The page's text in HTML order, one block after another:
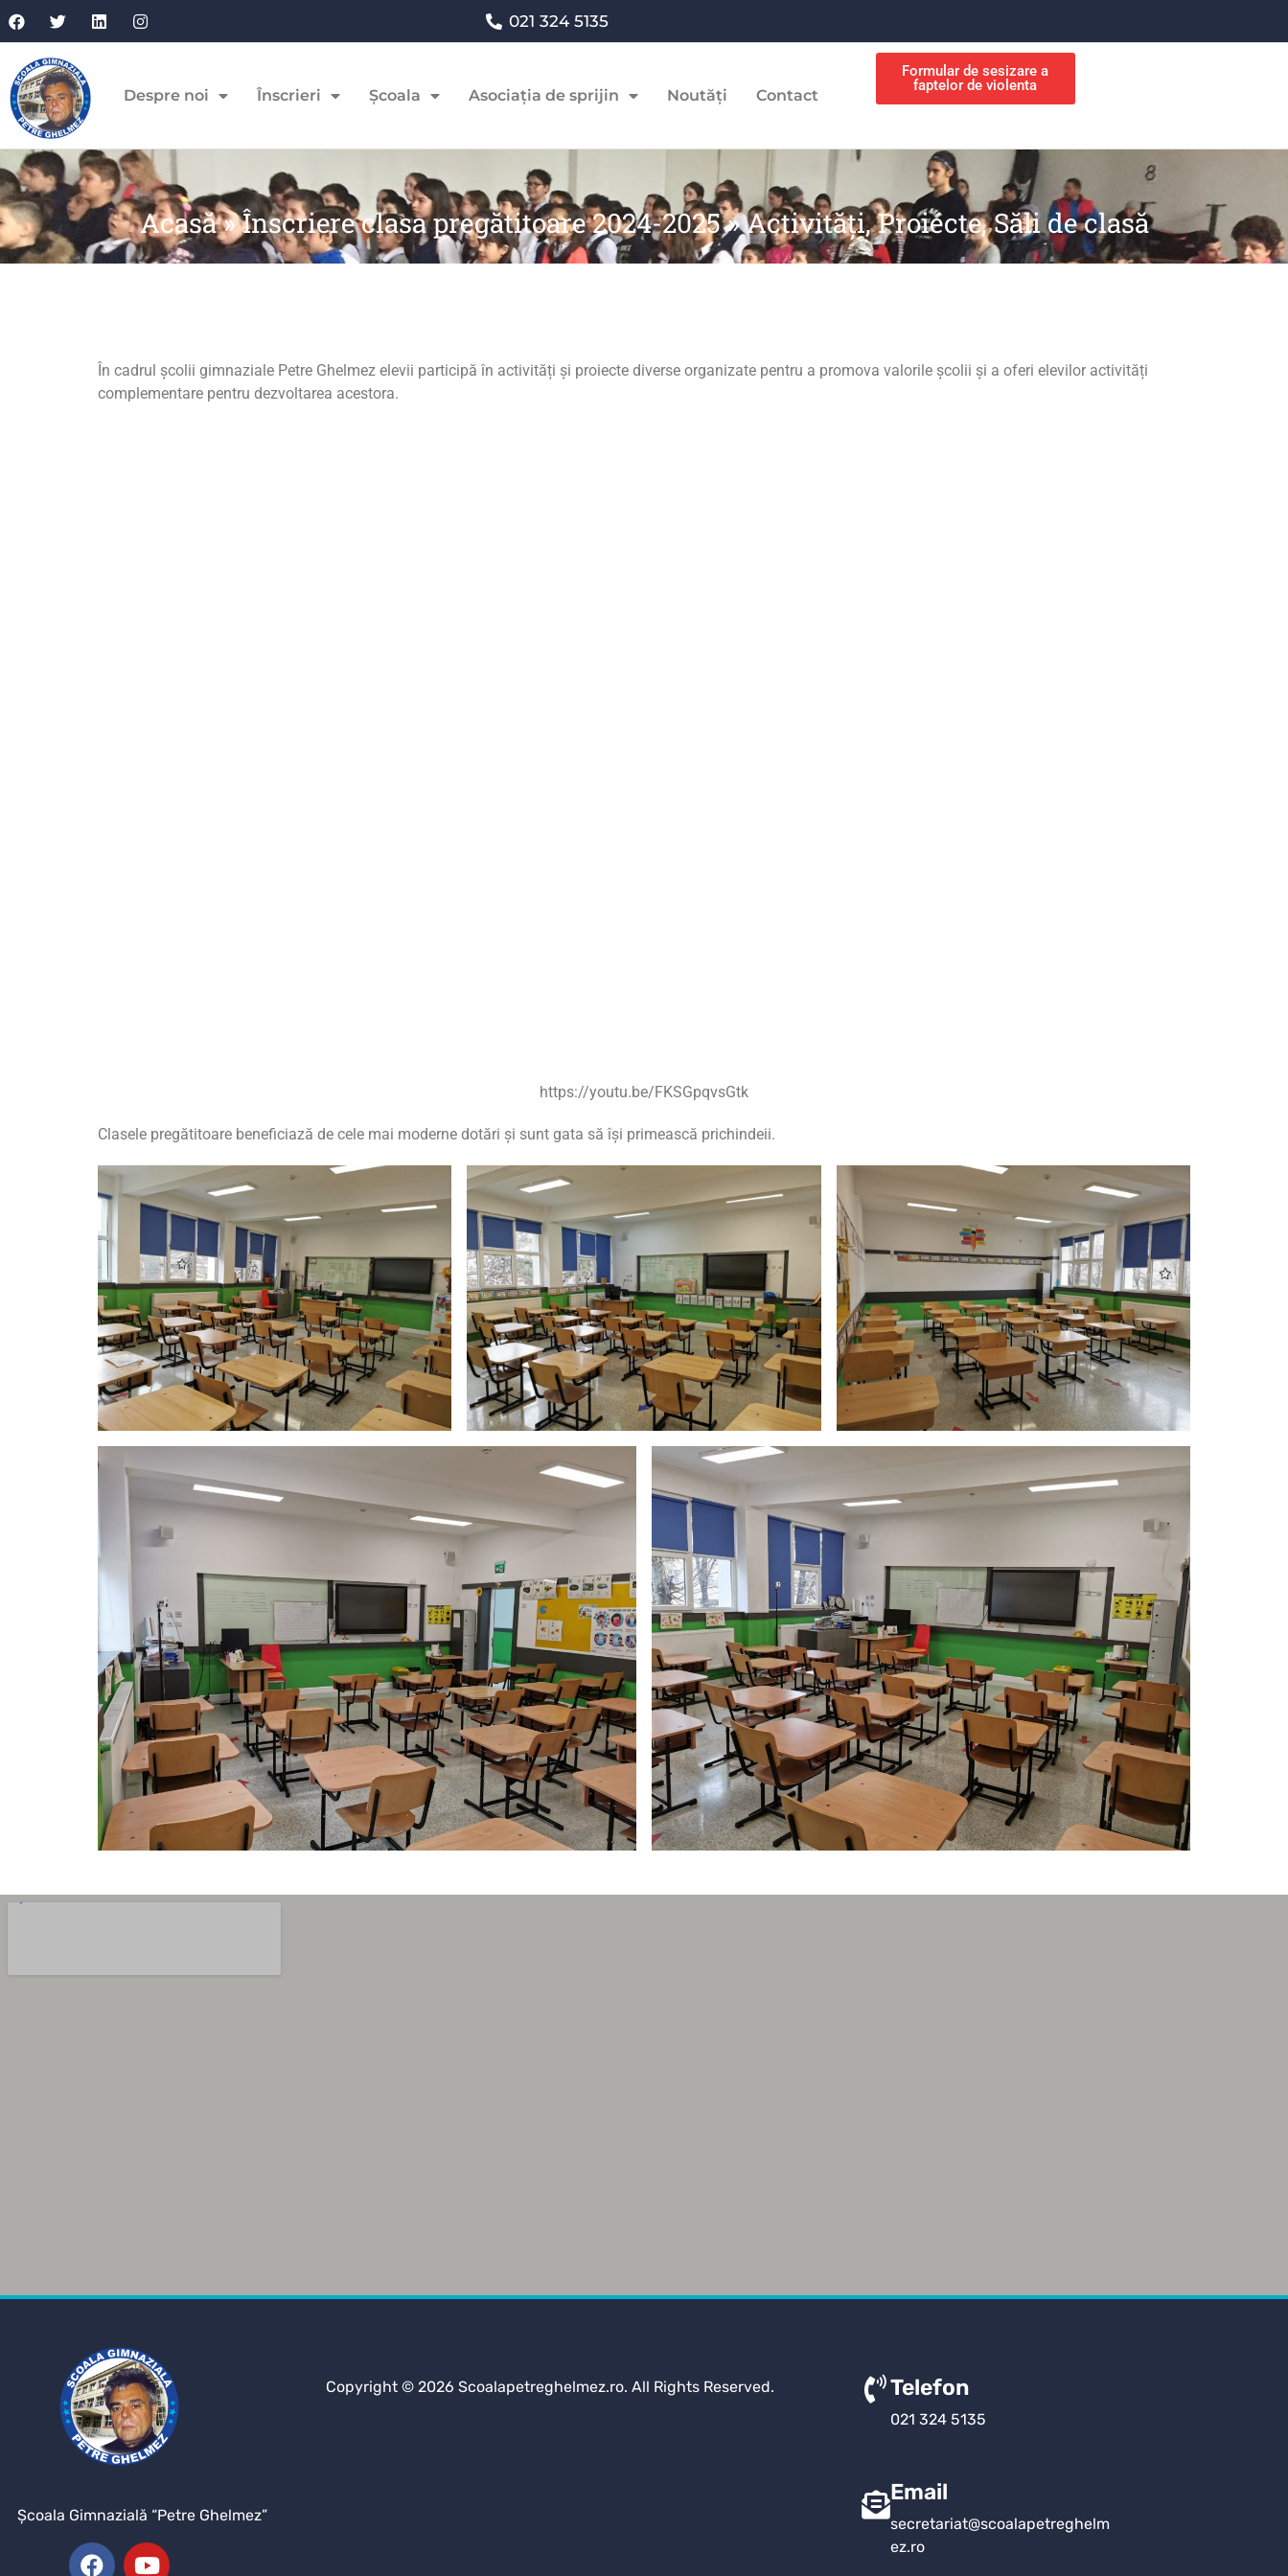
021 324 5135
Despre noi Înscrieri Școala Asociația de sprijin Noutăți Contact
Formular de sesizare a
faptelor de violenta
Acasă»Înscriere clasa pregătitoare 2024-2025»Activități, Proiecte, Săli de clasă
În cadrul școlii gimnaziale Petre Ghelmez elevii participă în activități și proiecte diverse organizate pentru a promova valorile școlii și a oferi elevilor activități
complementare pentru dezvoltarea acestora.
https://youtu.be/FKSGpqvsGtk
Clasele pregătitoare beneficiază de cele mai moderne dotări şi sunt gata să îşi primească prichindeii.
Şcoala Gimnazială “Petre Ghelmez”
Copyright © 2026 Scoalapetreghelmez.ro. All Rights Reserved. Telefon
021 324 5135
Email
secretariat@scoalapetreghelm
ez.ro